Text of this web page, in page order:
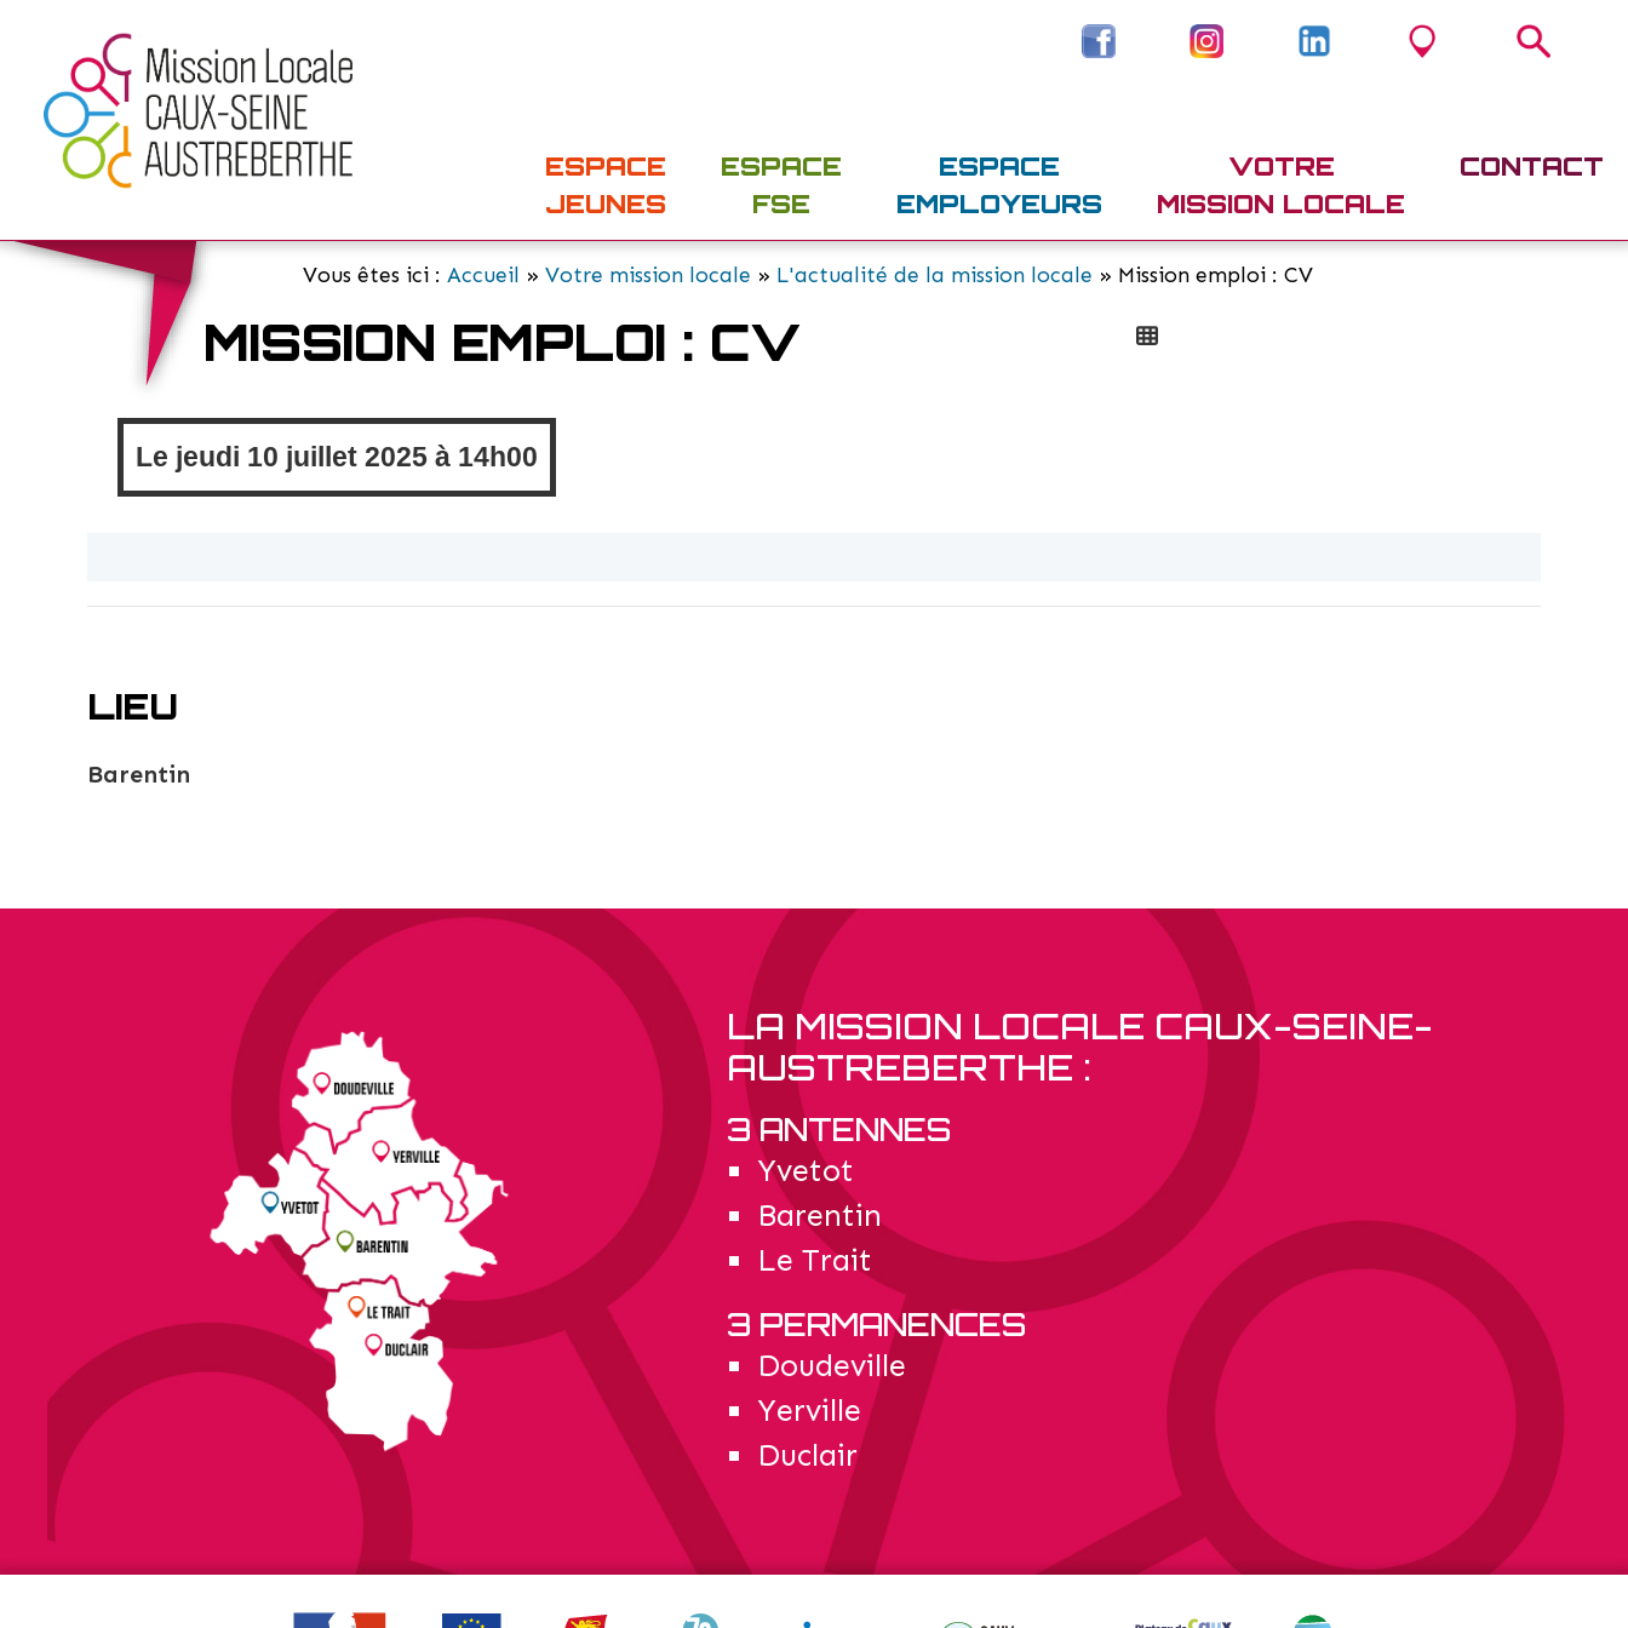
ESPACE
JEUNES
ESPACE
FSE
ESPACE
EMPLOYEURS
VOTRE
MISSION LOCALE
CONTACT
Vous êtes ici : Accueil » Votre mission locale » L'actualité de la mission locale » Mission emploi : CV
MISSION EMPLOI : CV
Le jeudi 10 juillet 2025 à 14h00
LIEU
Barentin
LA MISSION LOCALE CAUX-SEINE-
AUSTREBERTHE :
3 ANTENNES
Yvetot
Barentin
Le Trait
3 PERMANENCES
Doudeville
Yerville
Duclair